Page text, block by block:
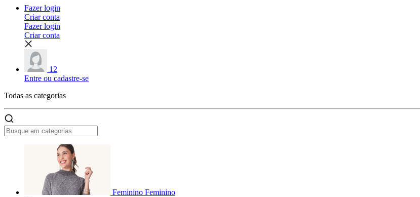
Fazer login
Criar conta
Fazer login
Criar conta
12
Entre ou cadastre-se
Todas as categorias
Feminino Feminino